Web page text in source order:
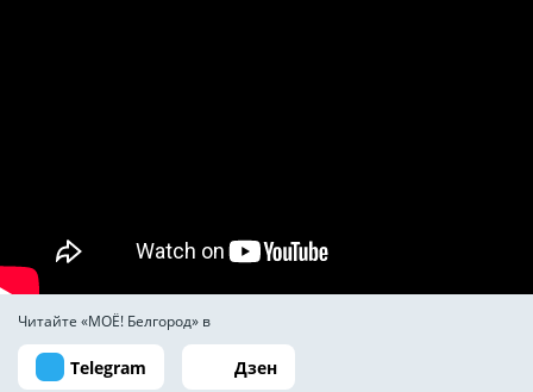
Читайте «МОЁ! Белгород» в
Telegram Дзен